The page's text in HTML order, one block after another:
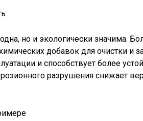
но и экологически значима.
добавок для очистки и
и способствует более
разрушения снижает